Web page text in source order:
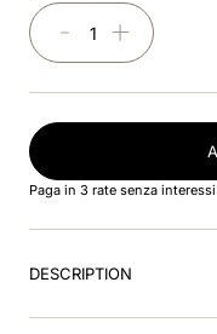
6. accessori
7.front
8.visor
＋
－
Paga in 3 rate senza
DESCRIPTION